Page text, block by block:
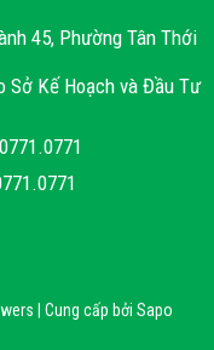
45, Phường Tân Thới
Sở Kế Hoạch và Đầu Tư
| Cung cấp bởi Sapo